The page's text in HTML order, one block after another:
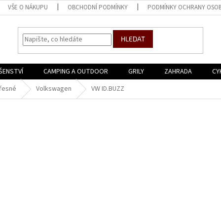
VŠE O NÁKUPU OBCHODNÍ PODMÍNKY PODMÍNKY OCHRANY
HLEDAT
CAMPING A OUTDOOR GRILY ZAHRADA
Volkswagen VW ID.BUZZ